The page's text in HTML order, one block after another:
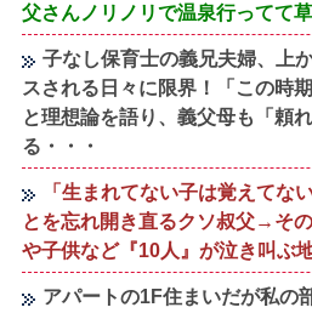
父さんノリノリで温泉行ってて草
子なし保育士の義兄夫婦、上
スされる日々に限界！「この時
と理想論を語り、義父母も「頼
る・・・
「生まれてない子は覚えてな
とを忘れ開き直るクソ叔父→そ
や子供など『10人』が泣き叫ぶ
アパートの1F住まいだが私の